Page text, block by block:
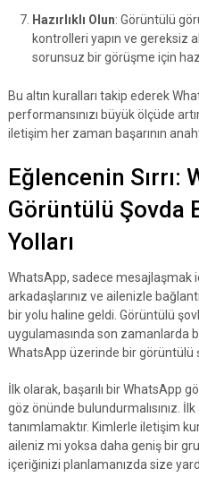
Hazırlıklı Olun: Görüntülü
kontrolleri yapın ve gereksiz
sorunsuz bir görüşme için
Bu altın kuralları takip ederek
performansınızı büyük ölçüde
iletişim her zaman başarının
Eğlencenin Sırrı:
Görüntülü Şovda
Yolları
WhatsApp, sadece mesajlaşmak
arkadaşlarınız ve ailenizle
bir yolu haline geldi. Görüntülü
uygulamasında son zamanlarda
WhatsApp üzerinde bir görüntülü
İlk olarak, başarılı bir WhatsApp
göz önünde bulundurmalısınız.
tanımlamaktır. Kimlerle iletişim
aileniz mi yoksa daha geniş bir
içeriğinizi planlamanızda size